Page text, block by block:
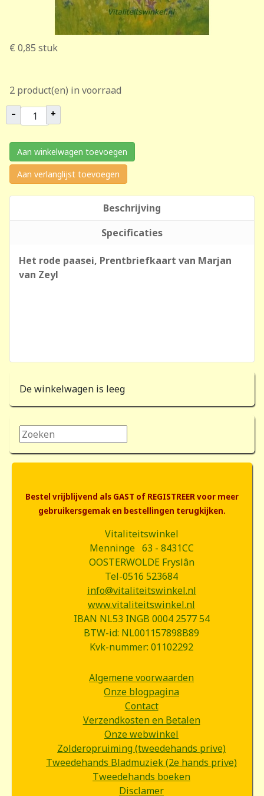
€ 0,85 stuk
2 product(en) in voorraad
– +
Aan winkelwagen toevoegen
Aan verlanglijst toevoegen
Beschrijving
Specificaties
Het rode paasei, Prentbriefkaart van Marjan
van Zeyl
De winkelwagen is leeg
Zoeken...
Bestel vrijblijvend als GAST of REGISTREER voor meer
gebruikersgemak en bestellingen terugkijken.
Vitaliteitswinkel
Menninge 63 - 8431CC
OOSTERWOLDE Fryslân
Tel-0516 523684
info@vitaliteitswinkel.nl
www.vitaliteitswinkel.nl
IBAN NL53 INGB 0004 2577 54
BTW-id: NL001157898B89
Kvk-nummer: 01102292
Algemene voorwaarden
Onze blogpagina
Contact
Verzendkosten en Betalen
Onze webwinkel
Zolderopruiming (tweedehands prive)
Tweedehands Bladmuziek (2e hands prive)
Tweedehands boeken
Disclamer